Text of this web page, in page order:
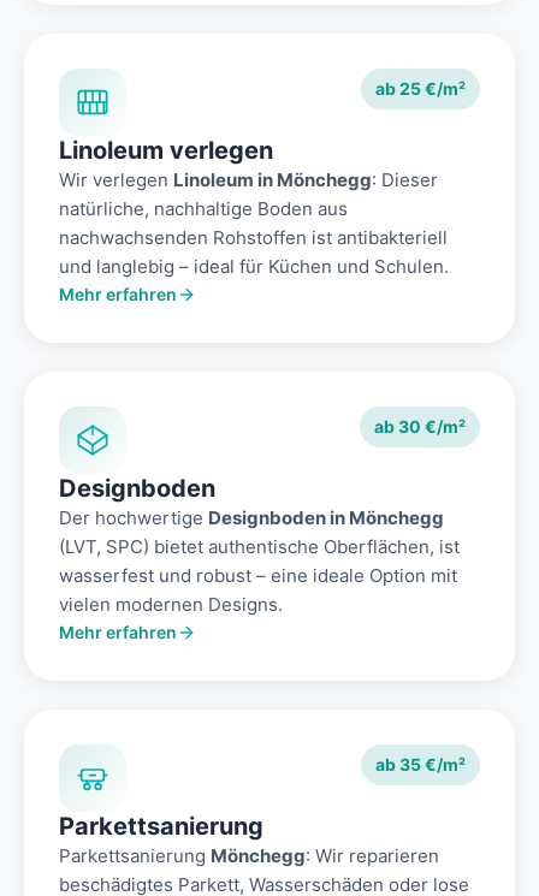
ab 25 €/m²
Linoleum verlegen
Wir verlegen Linoleum in Mönchegg: Dieser
natürliche, nachhaltige Boden aus
nachwachsenden Rohstoffen ist antibakteriell
und langlebig – ideal für Küchen und Schulen.
Mehr erfahren
ab 30 €/m²
Designboden
Der hochwertige Designboden in Mönchegg
(LVT, SPC) bietet authentische Oberflächen, ist
wasserfest und robust – eine ideale Option mit
vielen modernen Designs.
Mehr erfahren
ab 35 €/m²
Parkettsanierung
Parkettsanierung Mönchegg: Wir reparieren
beschädigtes Parkett, Wasserschäden oder lose